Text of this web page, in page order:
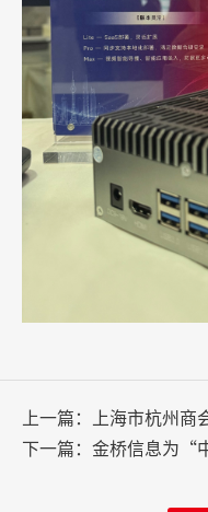
上一篇：
上海市杭州商会“商
下一篇： 金桥信息为“中烟机